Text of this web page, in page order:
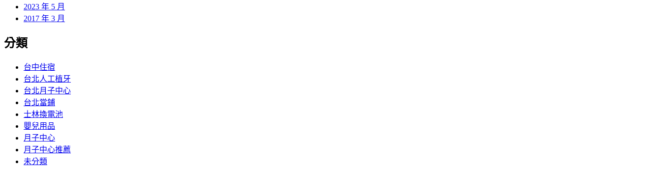
2023 年 5 月
2017 年 3 月
分類
台中住宿
台北人工植牙
台北月子中心
台北當鋪
士林換電池
嬰兒用品
月子中心
月子中心推薦
未分類